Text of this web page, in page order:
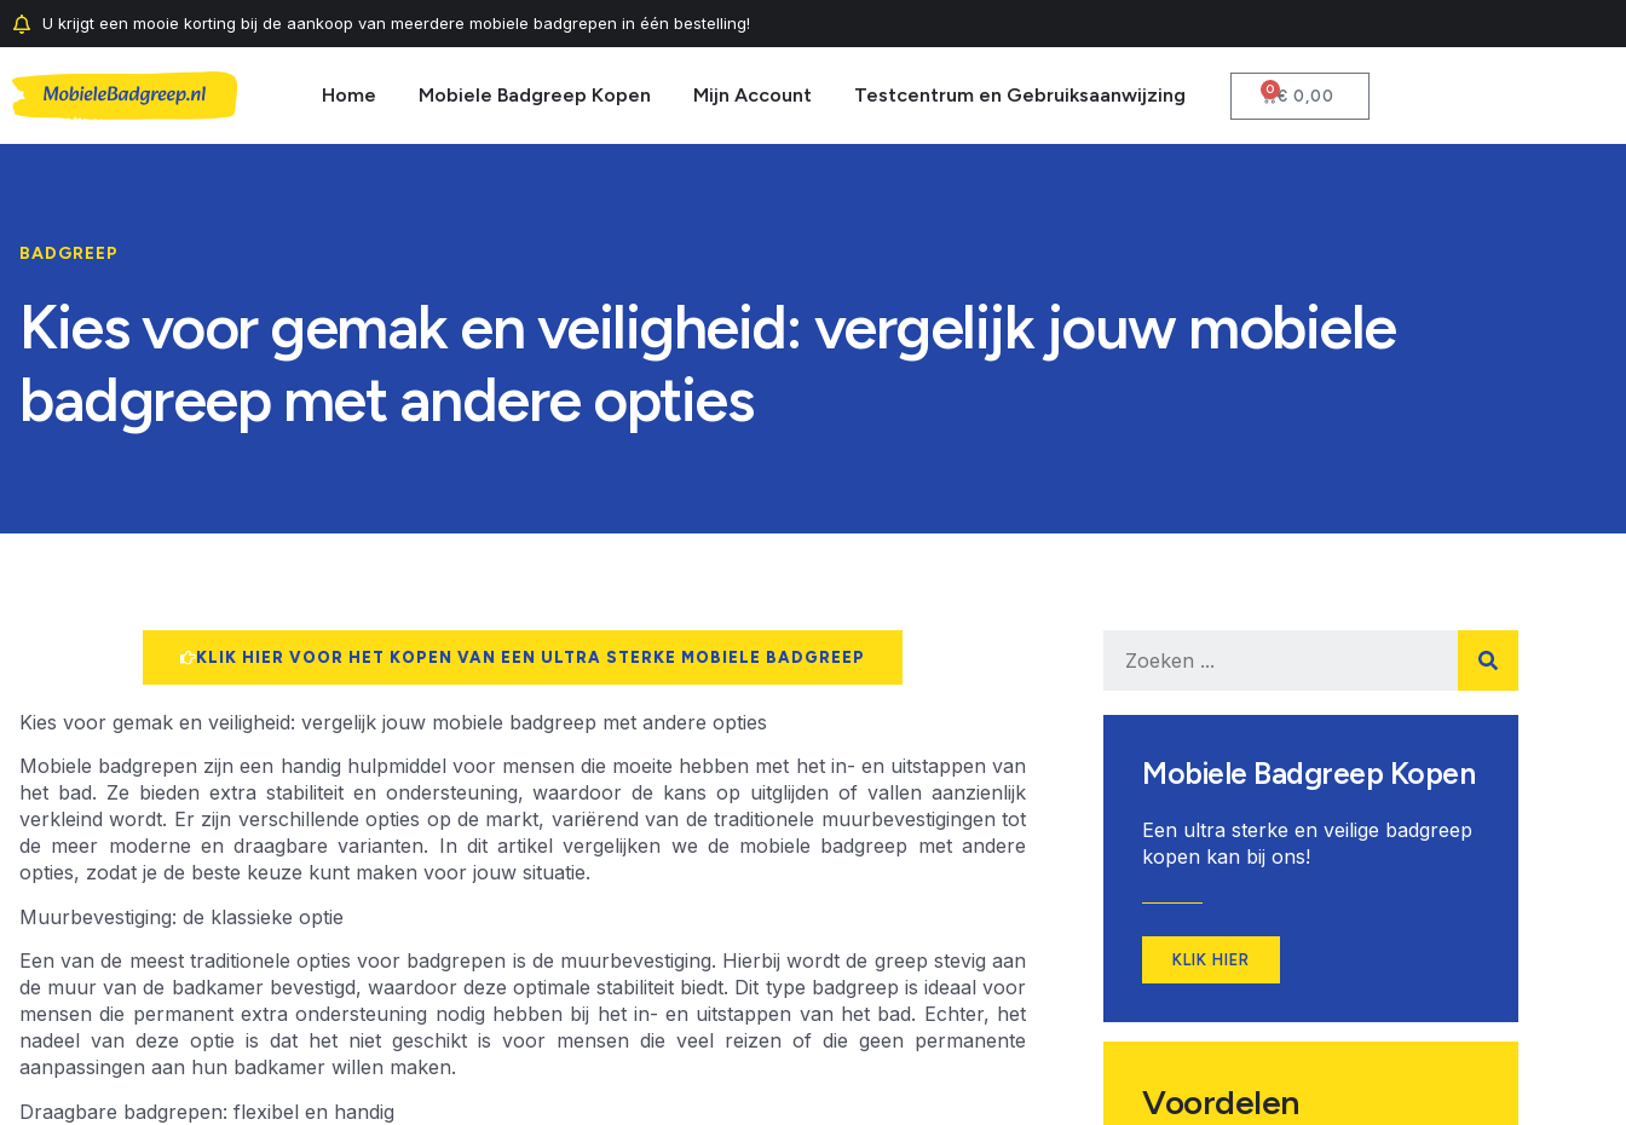
U krijgt een mooie korting bij de aankoop van meerdere mobiele badgrepen in één bestelling!
Home Mobiele Badgreep Kopen Mijn Account Testcentrum en Gebruiksaanwijzing € 0,00
0
BADGREEP
Kies voor gemak en veiligheid: vergelijk jouw mobiele
badgreep met andere opties
KLIK HIER VOOR HET KOPEN VAN EEN ULTRA STERKE MOBIELE BADGREEP
Kies voor gemak en veiligheid: vergelijk jouw mobiele badgreep met andere opties
Mobiele badgrepen zijn een handig hulpmiddel voor mensen die moeite hebben met het in- en uitstappen van
het bad. Ze bieden extra stabiliteit en ondersteuning, waardoor de kans op uitglijden of vallen aanzienlijk
verkleind wordt. Er zijn verschillende opties op de markt, variërend van de traditionele muurbevestigingen tot
de meer moderne en draagbare varianten. In dit artikel vergelijken we de mobiele badgreep met andere
opties, zodat je de beste keuze kunt maken voor jouw situatie.
Muurbevestiging: de klassieke optie
Een van de meest traditionele opties voor badgrepen is de muurbevestiging. Hierbij wordt de greep stevig aan
de muur van de badkamer bevestigd, waardoor deze optimale stabiliteit biedt. Dit type badgreep is ideaal voor
mensen die permanent extra ondersteuning nodig hebben bij het in- en uitstappen van het bad. Echter, het
nadeel van deze optie is dat het niet geschikt is voor mensen die veel reizen of die geen permanente
aanpassingen aan hun badkamer willen maken.
Draagbare badgrepen: flexibel en handig
Mobiele Badgreep Kopen
Een ultra sterke en veilige badgreep
kopen kan bij ons!
KLIK HIER
Voordelen